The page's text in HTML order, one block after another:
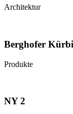
Architektur
Berghofer
Produkte
NY 2